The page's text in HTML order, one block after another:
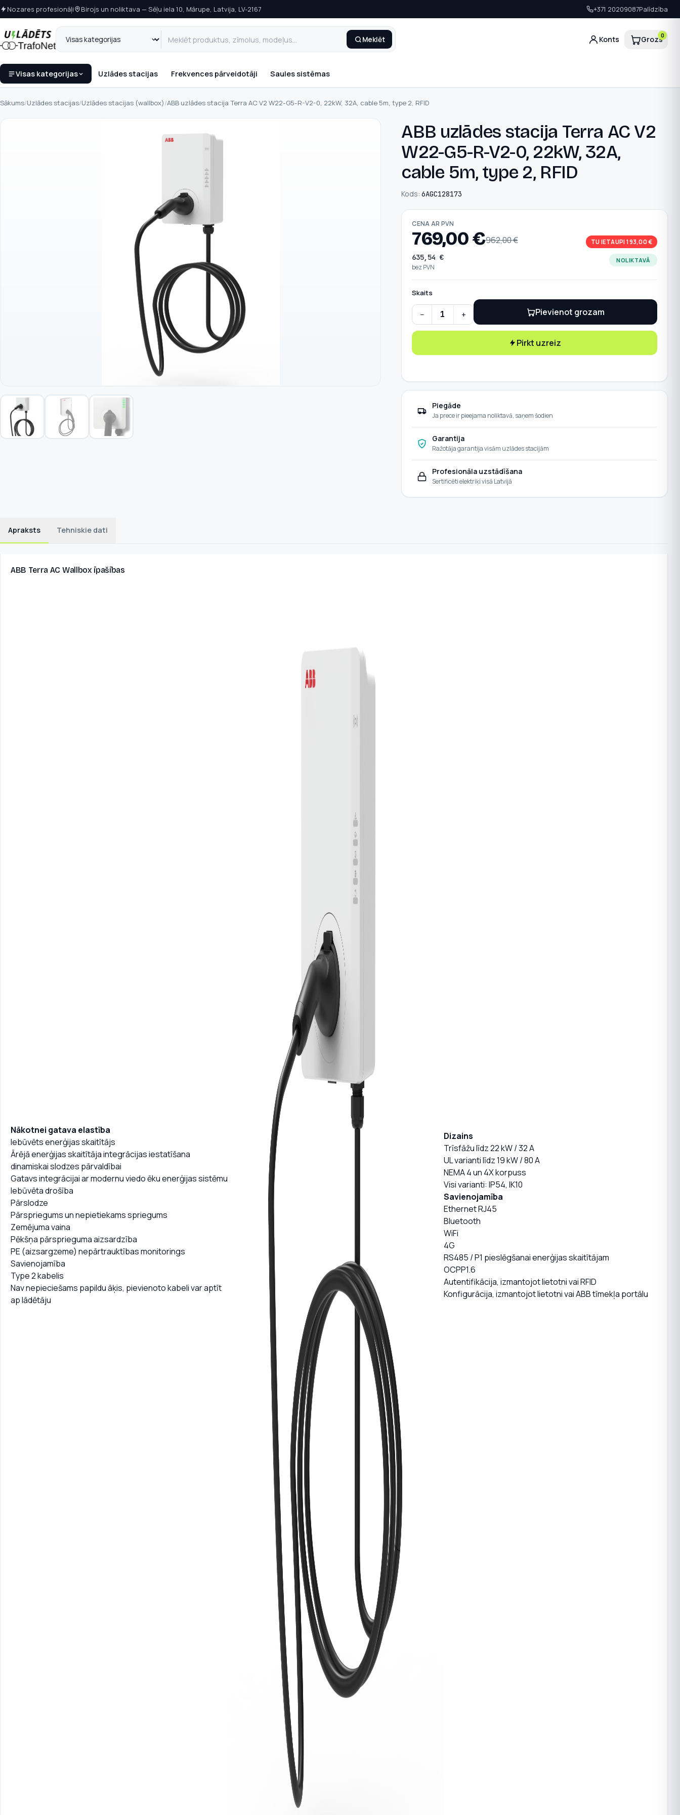
Nozares profesionāļi Birojs un noliktava — Sēļu iela 10, Mārupe, Latvija, LV-2167 +371 20209087Palīdzība
Meklēt Konts Grozs0
Visas kategorijas Uzlādes stacijas Frekvences pārveidotāji Saules sistēmas
Sākums/Uzlādes stacijas/Uzlādes stacijas (wallbox)/ABB uzlādes stacija Terra AC V2 W22-G5-R-V2-0, 22kW, 32A, cable 5m, type 2, RFID
ABB uzlādes stacija Terra AC V2
W22-G5-R-V2-0, 22kW, 32A,
cable 5m, type 2, RFID
Kods:6AGC128173
CENA AR PVN
769,00€962,00€ TU IETAUPI 193,00 €
NOLIKTAVĀ
635,54 €
bez PVN
Skaits
ABB uzlādes stacija Terra AC V2 W22-G5-R-V2-0, 22kW, 32A, cable 5m,
− + Pievienot grozam
Pirkt uzreiz
Piegāde
Ja prece ir pieejama noliktavā, saņem šodien
Garantija
Ražotāja garantija visām uzlādes stacijām
Profesionāla uzstādīšana
Sertificēti elektriķi visā Latvijā
Apraksts Tehniskie dati
ABB Terra AC Wallbox īpašības
Nākotnei gatava elastība
Iebūvēts enerģijas skaitītājs
Ārējā enerģijas skaitītāja integrācijas iestatīšana
dinamiskai slodzes pārvaldībai
Gatavs integrācijai ar modernu viedo ēku enerģijas sistēmu
Iebūvēta drošība
Pārslodze
Pārspriegums un nepietiekams spriegums
Zemējuma vaina
Pēkšņa pārsprieguma aizsardzība
PE (aizsargzeme) nepārtrauktības monitorings
Savienojamība
Type 2 kabelis
Nav nepieciešams papildu āķis, pievienoto kabeli var aptīt
ap lādētāju
Dizains
Trīsfāžu līdz 22 kW / 32 A
UL varianti līdz 19 kW / 80 A
NEMA 4 un 4X korpuss
Visi varianti: IP54, IK10
Savienojamība
Ethernet RJ45
Bluetooth
WiFi
4G
RS485 / P1 pieslēgšanai enerģijas skaitītājam
OCPP1.6
Autentifikācija, izmantojot lietotni vai RFID
Konfigurācija, izmantojot lietotni vai ABB tīmekļa portālu